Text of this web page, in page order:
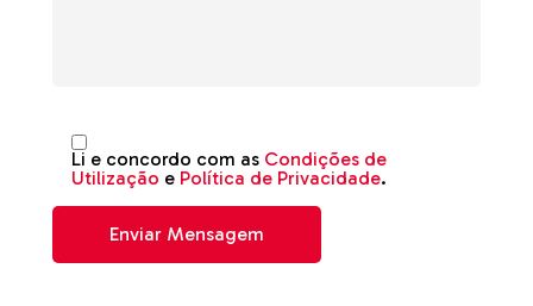
Li e concordo com as Condições de
Utilização e Política de Privacidade.